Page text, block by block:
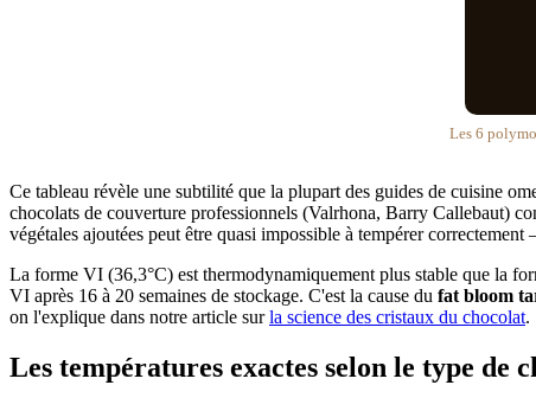
Les 6
Ce tableau révèle une subtilité que la plupart des guides de cuisine
chocolats de couverture professionnels (Valrhona, Barry Callebaut)
végétales ajoutées peut être quasi impossible à tempérer
La forme VI (36,3°C) est thermodynamiquement plus stable que la
VI après 16 à 20 semaines de stockage. C'est la cause du fat bloom
on l'explique dans notre article surla science des cristaux du chocolat.
Les températures exactes selon le type de